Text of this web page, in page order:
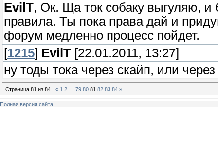
EvilT, Ок. Ща ток собаку выгуляю, и
правила. Ты пока права дай и
форум медленно процесс пойдет.
[1215] EvilT [22.01.2011, 13:27]
ну тоды тока через скайп, или
Страница 81 из 84 « 1 2 79 80 81 82 83 84 »
Полная версия сайта